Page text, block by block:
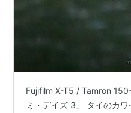
Fujifilm X-T5 / Tamron
ミ・デイズ 3」 タイのカワ